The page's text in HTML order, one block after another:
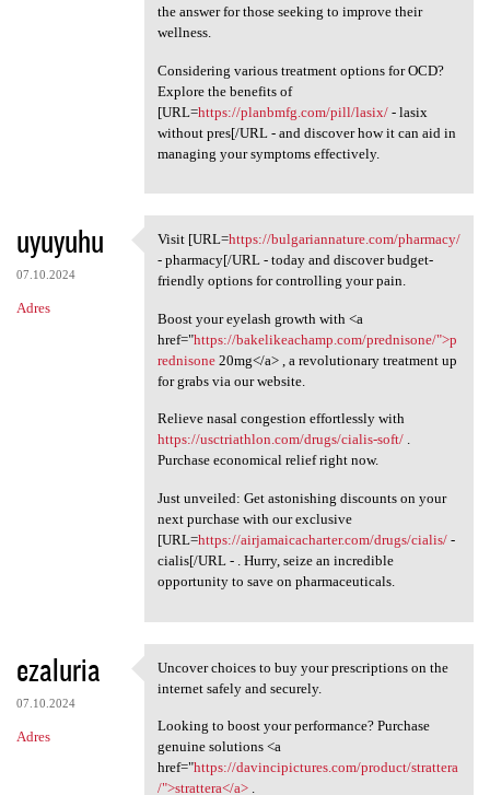
the answer for those seeking to improve their
wellness.
Considering various treatment options for OCD?
Explore the benefits of
[URL=https://planbmfg.com/pill/lasix/- lasix
without pres[/URL - and discover how it can aid in
managing your symptoms effectively.
uyuyuhu
07.10.2024
Adres
Visit [URL=https:/
Visit [URL=https://bulgariannature.com/pharmacy/
- pharmacy[/URL - today and discover budget-
friendly options for controlling your pain.
Boost your eyelash growth with <a
href="https://bakelikeachamp.com/prednisone/">p
rednisone20mg</a> , a revolutionary treatment up
for grabs via our website.
Relieve nasal congestion effortlessly with
https://usctriathlon.com/drugs/cialis-soft/.
Purchase economical relief right now.
Just unveiled: Get astonishing discounts on your
next purchase with our exclusive
[URL=https://airjamaicacharter.com/drugs/cialis/-
cialis[/URL - . Hurry, seize an incredible
opportunity to save on pharmaceuticals.
ezaluria
07.10.2024
Adres
Uncover choices to buy your
Uncover choices to buy your prescriptions on the
internet safely and securely.
Looking to boost your performance? Purchase
genuine solutions <a
href="https://davincipictures.com/product/strattera
/">strattera</a>.